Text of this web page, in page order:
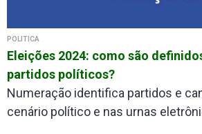
POLÍTICA
Eleições 2024: como são
partidos políticos?
Numeração identifica partidos e
cenário político e nas urnas